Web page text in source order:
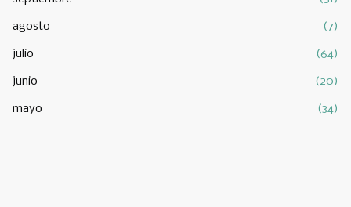
agosto (7)
julio (64)
junio (20)
mayo (34)